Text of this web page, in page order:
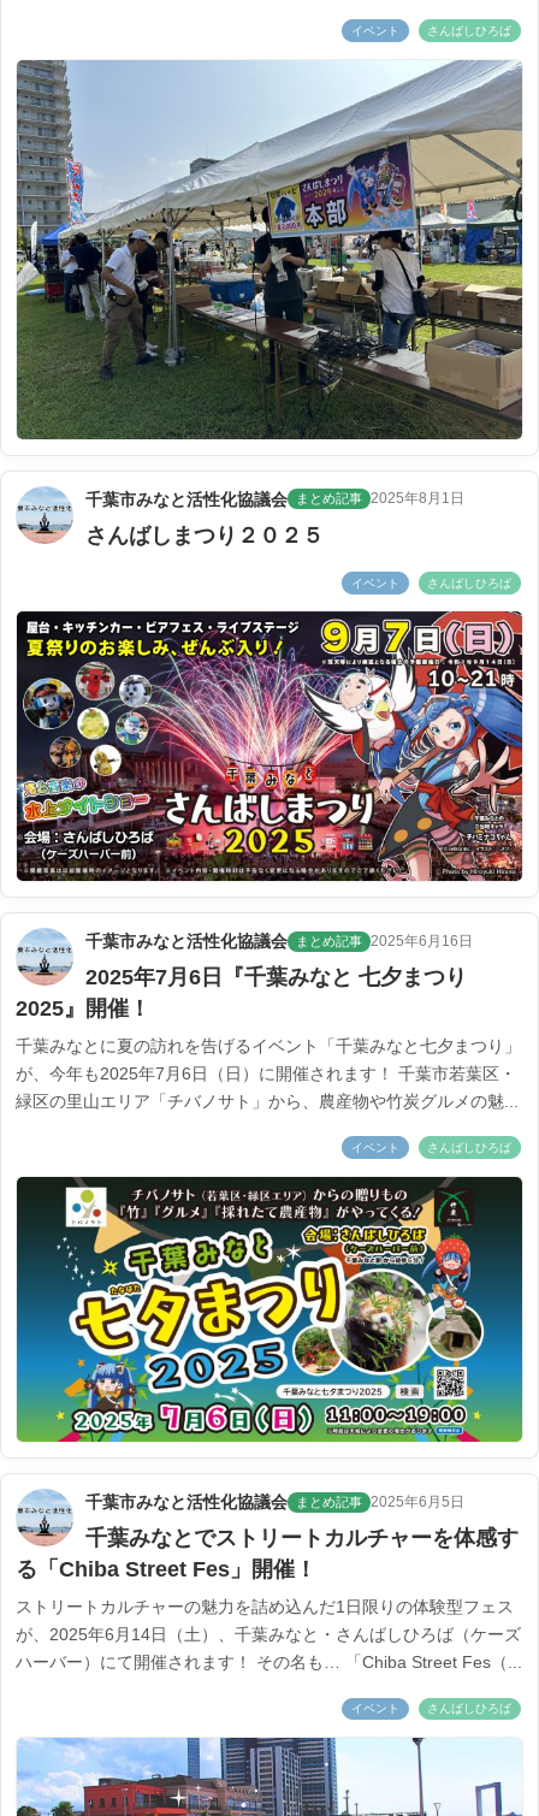
イベント さんばしひろば
千葉市みなと活性化協議会 まとめ記事 2025年8月1日
さんばしまつり２０２５
イベント さんばしひろば
千葉市みなと活性化協議会 まとめ記事 2025年6月16日
2025年7月6日『千葉みなと 七夕まつり
2025』開催！
千葉みなとに夏の訪れを告げるイベント「千葉みなと七夕まつり」
が、今年も2025年7月6日（日）に開催されます！ 千葉市若葉区・
緑区の里山エリア「チバノサト」から、農産物や竹炭グルメの魅...
イベント さんばしひろば
千葉市みなと活性化協議会 まとめ記事 2025年6月5日
千葉みなとでストリートカルチャーを体感す
る「Chiba Street Fes」開催！
ストリートカルチャーの魅力を詰め込んだ1日限りの体験型フェス
が、2025年6月14日（土）、千葉みなと・さんばしひろば（ケーズ
ハーバー）にて開催されます！ その名も… 「Chiba Street Fes（...
イベント さんばしひろば